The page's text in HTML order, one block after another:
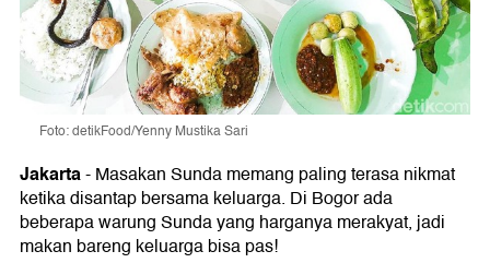
Foto: detikFood/Yenny Mustika Sari
Jakarta-Masakan Sunda memang paling terasa nikmat
ketika disantap bersama keluarga. Di Bogor ada
beberapa warung Sunda yang harganya merakyat, jadi
makan bareng keluarga bisa pas!